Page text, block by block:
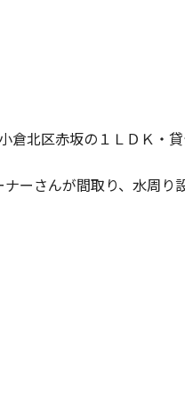
倉北区赤坂の１ＬＤＫ・
ーさんが間取り、水周り